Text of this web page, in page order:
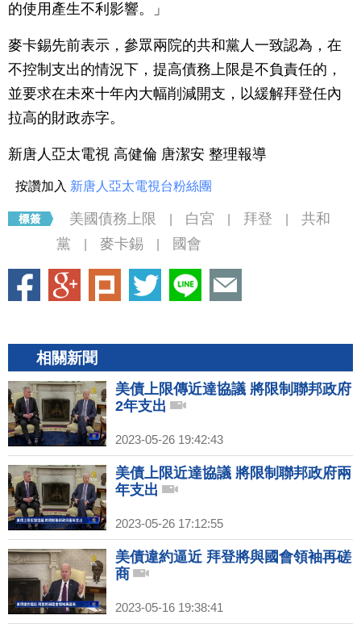
的使用產生不利影響。」
麥卡錫先前表示，參眾兩院的共和黨人一致認為，在
不控制支出的情況下，提高債務上限是不負責任的，
並要求在未來十年內大幅削減開支，以緩解拜登任內
拉高的財政赤字。
新唐人亞太電視 高健倫 唐潔安 整理報導
按讚加入 新唐人亞太電視台粉絲團
美國債務上限 白宮 拜登
共和
黨
麥卡錫 國會
相關新聞
美債上限傳近達協議 將限制聯邦政府
2年支出
2023-05-26 19:42:43
美債上限近達協議 將限制聯邦政府兩
年支出
2023-05-26 17:12:55
美債違約逼近 拜登將與國會領袖再磋
商
2023-05-16 19:38:41